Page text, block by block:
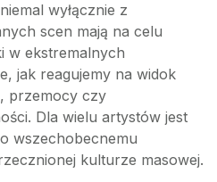
wyłącznie z
scen mają na celu
w ekstremalnych
jak reagujemy na widok
przemocy czy
Dla wielu artystów jest
wszechobecnemu
kulturze masowej.